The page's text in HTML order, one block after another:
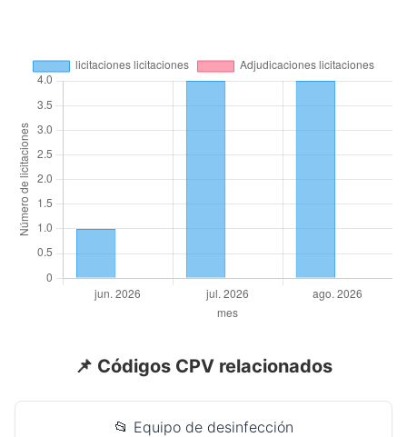
📌 Códigos CPV relacionados
📂 Equipo de desinfección